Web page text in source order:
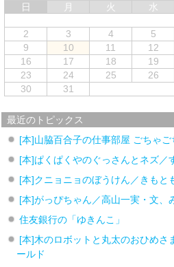
日
月 火 水
2
3 4 5
9
10 11 12
16
17 18 19
23
24 25 26
30
31
最近のトピックス
[本]山脇百合子の仕事部屋 ごちゃ
[本]ぱくぱくやのぐっさんとネズ／
[本]クニョニョのぼうけん／きもと
[本]がっぴちゃん／高山一実・文、
住友銀行の「ゆきんこ」
[本]木のロボットと丸太のおひめさ
ールド